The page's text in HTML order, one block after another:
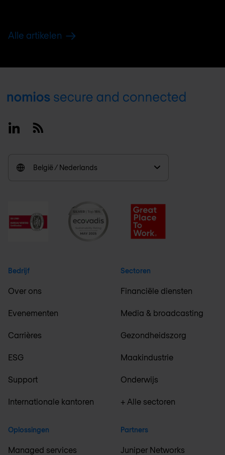
Alle artikelen
Footer
LinkedinRSS
België / Nederlands
Bedrijf
Over ons
Evenementen
Carrières
ESG
Support
Internationale kantoren
Oplossingen
Managed services
Sectoren
Financiële diensten
Media & broadcasting
Gezondheidszorg
Maakindustrie
Onderwijs
+ Alle sectoren
Partners
Juniper Networks